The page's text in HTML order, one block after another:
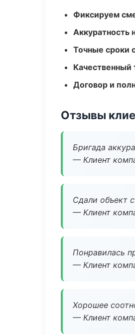
Фиксируем
Аккуратность
Точные сроки
Договор и
Отзывы
Бригада
— Клиент
Сдали объект
— Клиент
Понравилась
— Клиент
Хорошее
— Клиент